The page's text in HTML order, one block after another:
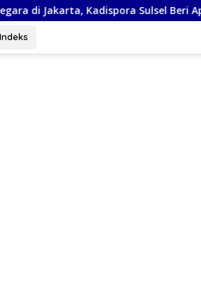
Kadispora Sulsel Beri Apresiasi
Indeks